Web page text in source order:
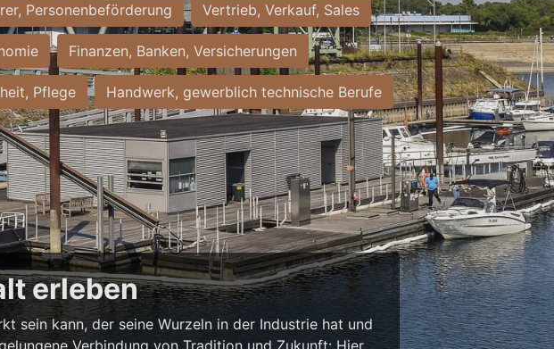
Personenbeförderung Vertrieb, Verkauf, Sales
Finanzen, Banken, Versicherungen
Pflege Handwerk, gewerblich technische Berufe
erleben
sein kann, der seine Wurzeln in der Industrie hat und